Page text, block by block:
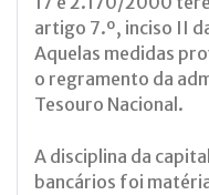
artigo 7.º, inciso II
Aquelas medidas
o regramento da
Tesouro Nacional.
A disciplina da
bancários foi